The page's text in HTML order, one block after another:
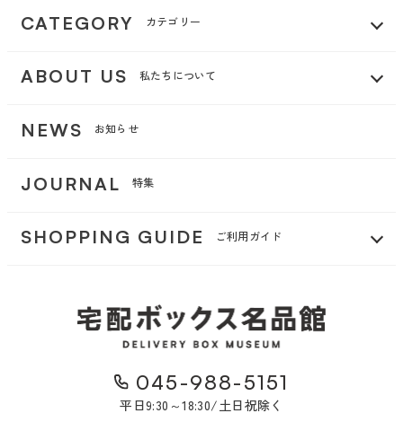
CATEGORY カテゴリー
ABOUT US 私たちについて
NEWS お知らせ
JOURNAL 特集
SHOPPING GUIDE ご利用ガイド
045-988-5151
平日9:30～18:30/土日祝除く